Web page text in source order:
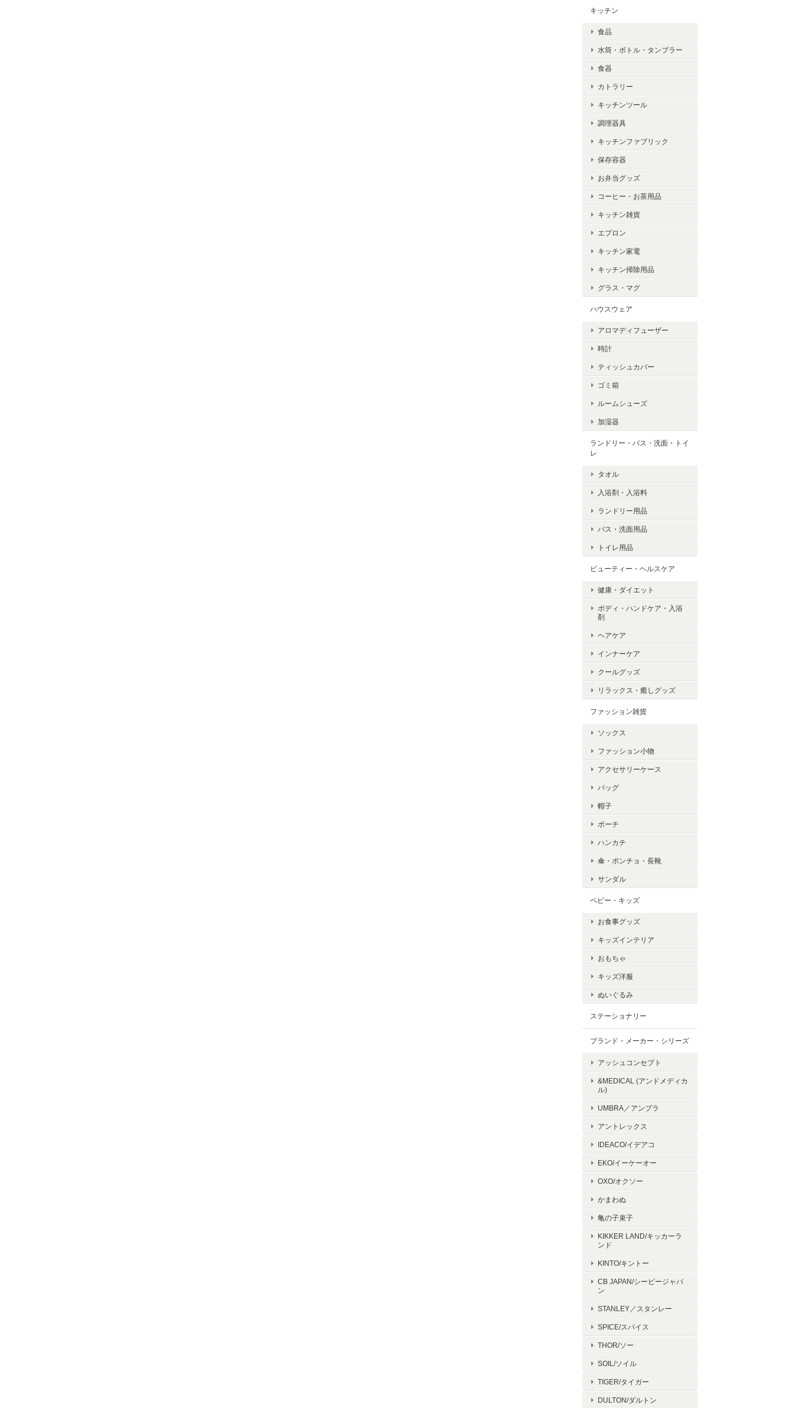
キッチン
食品
水筒・ボトル・タンブラー
食器
カトラリー
キッチンツール
調理器具
キッチンファブリック
保存容器
お弁当グッズ
コーヒー・お茶用品
キッチン雑貨
エプロン
キッチン家電
キッチン掃除用品
グラス・マグ
ハウスウェア
アロマディフューザー
時計
ティッシュカバー
ゴミ箱
ルームシューズ
加湿器
ランドリー・バス・洗面・トイ
レ
タオル
入浴剤・入浴料
ランドリー用品
バス・洗面用品
トイレ用品
ビューティー・ヘルスケア
健康・ダイエット
ボディ・ハンドケア・入浴
剤
ヘアケア
インナーケア
クールグッズ
リラックス・癒しグッズ
ファッション雑貨
ソックス
ファッション小物
アクセサリーケース
バッグ
帽子
ポーチ
ハンカチ
傘・ポンチョ・長靴
サンダル
ベビー・キッズ
お食事グッズ
キッズインテリア
おもちゃ
キッズ洋服
ぬいぐるみ
ステーショナリー
ブランド・メーカー・シリーズ
アッシュコンセプト
&MEDICAL (アンドメディカ
ル)
UMBRA／アンブラ
アントレックス
IDEACO/イデアコ
EKO/イーケーオー
OXO/オクソー
かまわぬ
亀の子束子
KIKKER LAND/キッカーラ
ンド
KINTO/キントー
CB JAPAN/シービージャパ
ン
STANLEY／スタンレー
SPICE/スパイス
THOR/ソー
SOIL/ソイル
TIGER/タイガー
DULTON/ダルトン